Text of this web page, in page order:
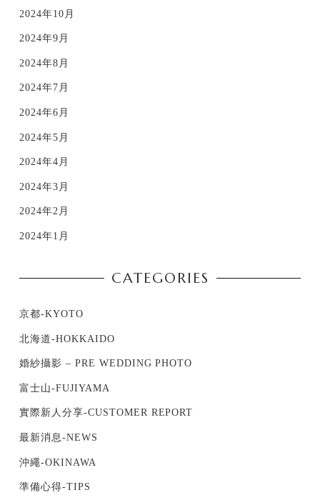
2024年10月
2024年9月
2024年8月
2024年7月
2024年6月
2024年5月
2024年4月
2024年3月
2024年2月
2024年1月
CATEGORIES
京都-KYOTO
北海道-HOKKAIDO
婚紗攝影 – PRE WEDDING PHOTO
富士山-FUJIYAMA
實際新人分享-CUSTOMER REPORT
最新消息-NEWS
沖繩-OKINAWA
準備心得-TIPS